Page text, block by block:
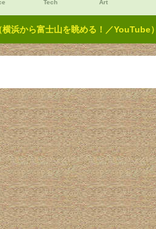
Tech Art
浜から富士山を眺める！／YouTube）